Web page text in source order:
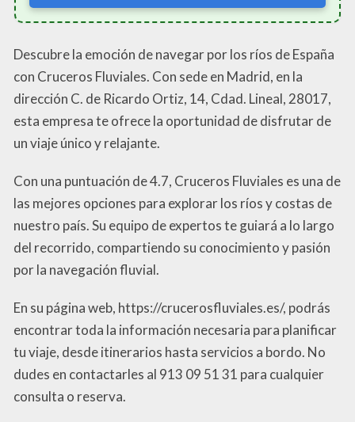
Descubre la emoción de navegar por los ríos de España
con Cruceros Fluviales. Con sede en Madrid, en la
dirección C. de Ricardo Ortiz, 14, Cdad. Lineal, 28017,
esta empresa te ofrece la oportunidad de disfrutar de
un viaje único y relajante.
Con una puntuación de 4.7, Cruceros Fluviales es una de
las mejores opciones para explorar los ríos y costas de
nuestro país. Su equipo de expertos te guiará a lo largo
del recorrido, compartiendo su conocimiento y pasión
por la navegación fluvial.
En su página web, https://crucerosfluviales.es/, podrás
encontrar toda la información necesaria para planificar
tu viaje, desde itinerarios hasta servicios a bordo. No
dudes en contactarles al 913 09 51 31 para cualquier
consulta o reserva.